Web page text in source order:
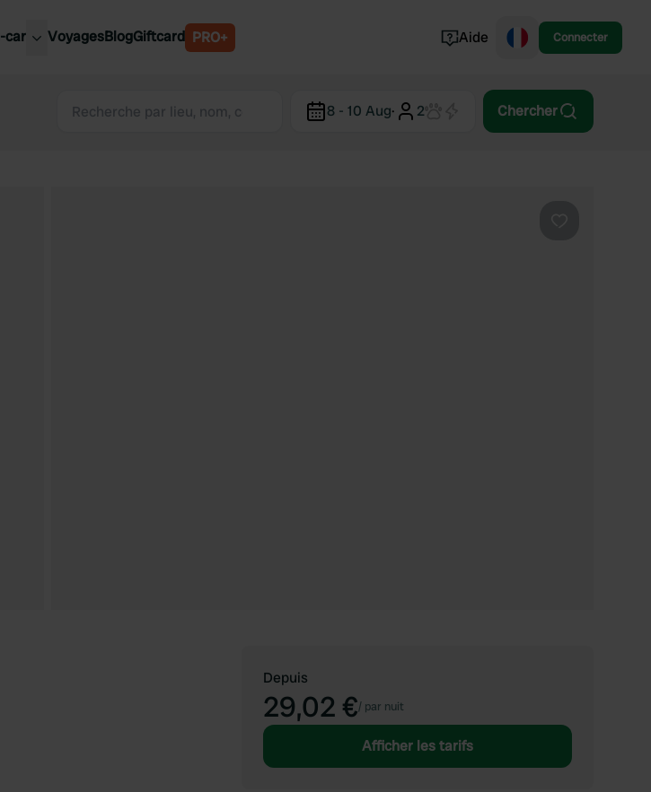
car
Slovénie
VoyagesBlogGiftcard PRO+ Aide Connecter
8 - 10 Aug· 2 Chercher
Depuis
29,02 €/ par nuit
Afficher les tarifs